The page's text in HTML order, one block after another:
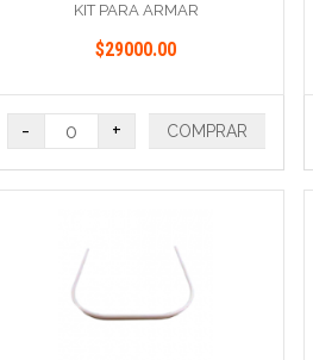
KIT PARA ARMAR
$29000.00
- + COMPRAR